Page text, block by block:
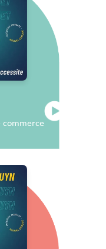
commerce